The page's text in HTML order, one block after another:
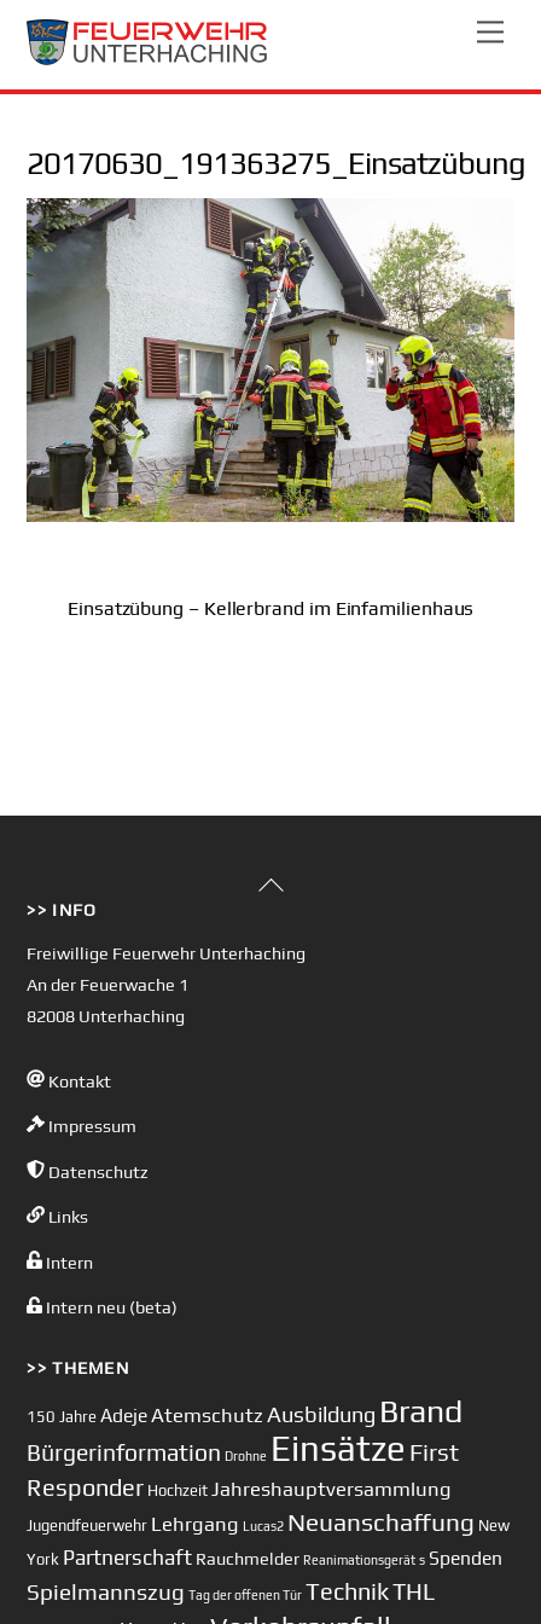
Skip
20170630_191363275_Einsatzübung
Einsatzübung – Kellerbrand im Einfamilienhaus
Back
>> INFO
Freiwillige Feuerwehr Unterhaching
An der Feuerwache 1
82008 Unterhaching
Kontakt
Impressum
Datenschutz
Links
Intern
Intern neu (beta)
>> THEMEN
150 Jahre AdejeAtemschutz Ausbildung Brand
Bürgerinformation Drohne Einsätze First
Responder Hochzeit Jahreshauptversammlung
Jugendfeuerwehr Lehrgang Lucas2 Neuanschaffung New
York Partnerschaft Rauchmelder Reanimationsgerät s Spenden
Spielmannszug Tag der offenen Tür TechnikTHL